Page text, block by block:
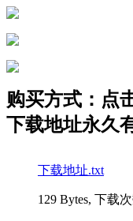
购买方式：点
下载地址永久
下载地址.txt
129 Bytes, 下载